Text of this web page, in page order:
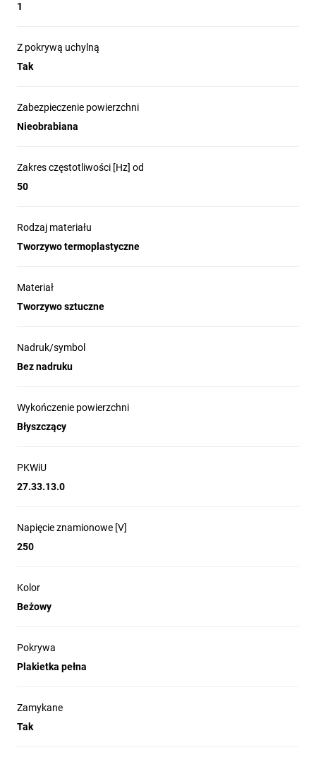
1
Z pokrywą uchylną
Tak
Zabezpieczenie powierzchni
Nieobrabiana
Zakres częstotliwości [Hz] od
50
Rodzaj materiału
Tworzywo termoplastyczne
Materiał
Tworzywo sztuczne
Nadruk/symbol
Bez nadruku
Wykończenie powierzchni
Błyszczący
PKWiU
27.33.13.0
Napięcie znamionowe [V]
250
Kolor
Beżowy
Pokrywa
Plakietka pełna
Zamykane
Tak